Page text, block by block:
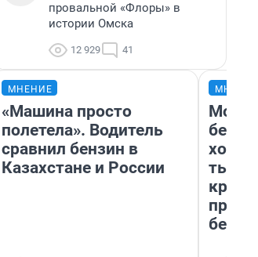
провальной «Флоры» в
истории Омска
12 929 41
МНЕНИЕ
«Машина просто
полетела». Водитель
сравнил бензин в
Казахстане и России
Мой